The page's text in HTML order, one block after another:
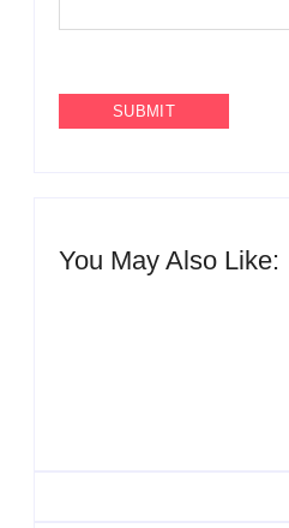
You May Also Like: